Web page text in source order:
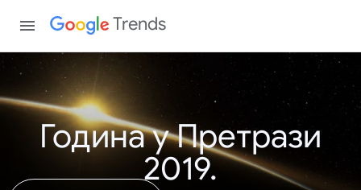
Trends
Година у Претрази
2019.